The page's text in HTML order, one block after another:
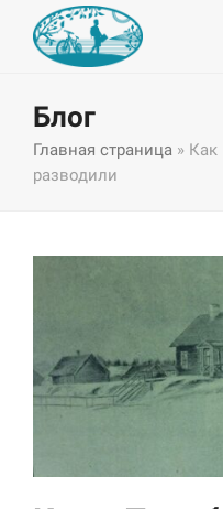
Блог
Главная страница » Как
разводили